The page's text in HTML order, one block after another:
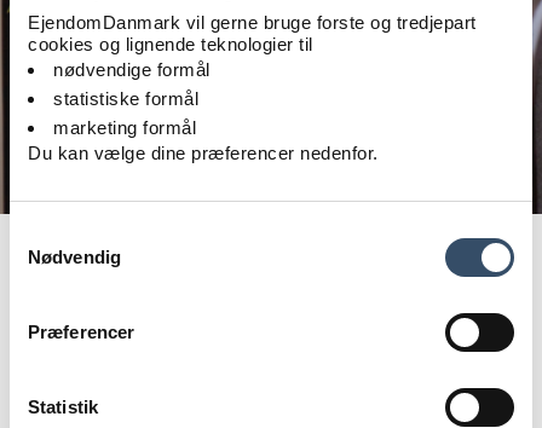
EjendomDanmark vil gerne bruge forste og tredjepart
cookies og lignende teknologier til
nødvendige formål
statistiske formål
marketing formål
Du kan vælge dine præferencer nedenfor.
Nødvendig
Præferencer
Statistik
byggeaktivitet presser udbuddet i Trekantområdet
og omegn, mens befolkningstilvækst og stigende